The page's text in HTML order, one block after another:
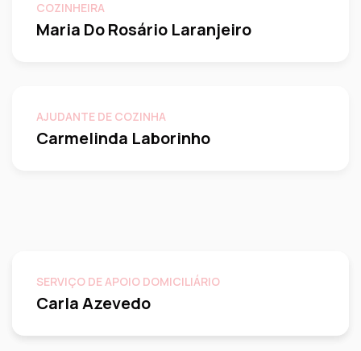
COZINHEIRA
Maria Do Rosário Laranjeiro
AJUDANTE DE COZINHA
Carmelinda Laborinho
SERVIÇO DE APOIO DOMICILIÁRIO
Carla Azevedo